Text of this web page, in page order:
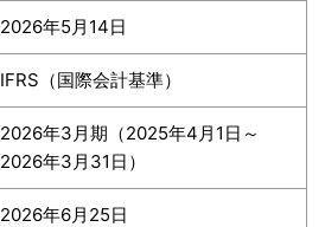
2026年5月14日
IFRS（国際会計基準）
2026年3月期（2025年4月1日～
2026年3月31日）
2026年6月25日